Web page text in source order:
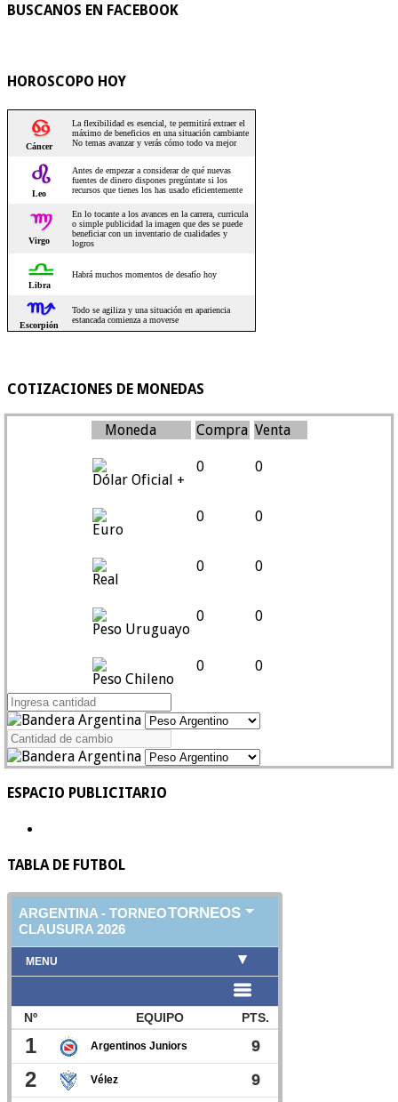
BUSCANOS EN FACEBOOK
HOROSCOPO HOY
COTIZACIONES DE MONEDAS
Moneda Compra Venta
Dólar Oficial +
0 0
Euro
0 0
Real
0 0
Peso Uruguayo
0 0
Peso Chileno
0 0
ESPACIO PUBLICITARIO
TABLA DE FUTBOL